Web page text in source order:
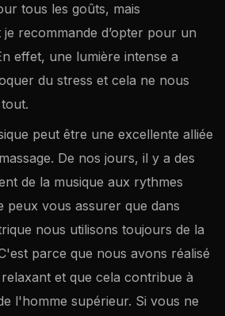
tous les goûts, mais
recommande d’opter pour un
effet, une lumière intense a
du stress et cela ne nous
peut être une excellente alliée
De nos jours, il y a des
de la musique aux rythmes
peux vous assurer que dans
nous utilisons toujours de la
parce que nous avons réalisé
et que cela contribue à
l'homme supérieur. Si vous ne